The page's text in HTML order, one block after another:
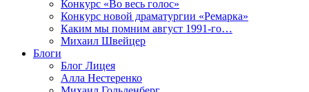
Конкурс «Во весь голос»
Конкурс новой драматургии «Ремарка»
Каким мы помним август 1991-го…
Михаил Швейцер
Блоги
Блог Лицея
Алла Нестеренко